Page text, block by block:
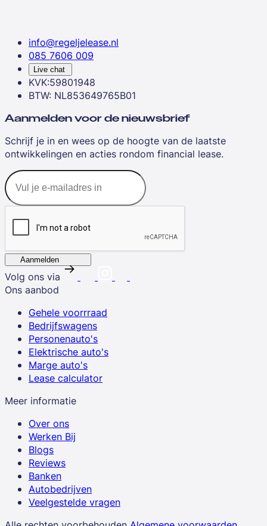
info@regeljelease.nl
085 7606 009
Live chat
KVK:59801948
BTW: NL853649765B01
Aanmelden voor de nieuwsbrief
Schrijf je in en wees op de hoogte van de laatste
ontwikkelingen en acties rondom financial lease.
Aanmelden
Volg ons via
Ons aanbod
Gehele voorrraad
Bedrijfswagens
Personenauto's
Elektrische auto's
Marge auto's
Lease calculator
Meer informatie
Over ons
Werken Bij
Blogs
Reviews
Banken
Autobedrijven
Veelgestelde vragen